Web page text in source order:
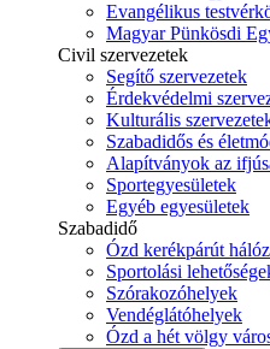
Evangélikus
Magyar Pünkösdi
Civil szervezetek
Segítő szervezetek
Érdekvédelmi
Kulturális
Szabadidős és
Alapítványok az
Sportegyesületek
Egyéb egyesületek
Szabadidő
Ózd kerékpárút
Sportolási
Szórakozóhelyek
Vendéglátóhelyek
Ózd a hét völgy